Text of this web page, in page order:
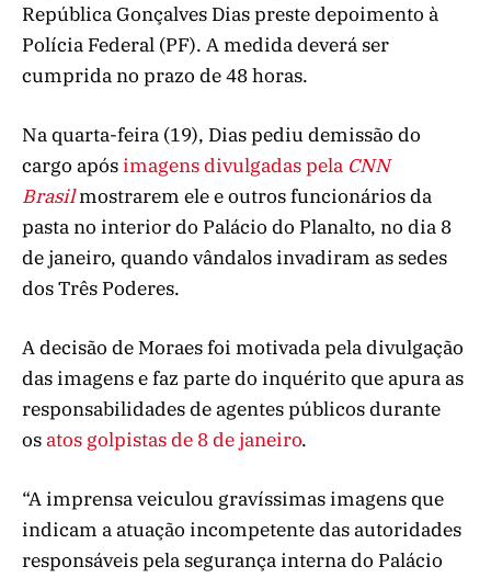
República Gonçalves Dias preste depoimento à
Polícia Federal (PF). A medida deverá ser
cumprida no prazo de 48 horas.
Na quarta-feira (19), Dias pediu demissão do
cargo apósimagens divulgadas pela CNN
Brasilmostrarem ele e outros funcionários da
pasta no interior do Palácio do Planalto, no dia 8
de janeiro, quando vândalos invadiram as sedes
dos Três Poderes.
A decisão de Moraes foi motivada pela divulgação
das imagens e faz parte do inquérito que apura as
responsabilidades de agentes públicos durante
os atos golpistas de 8 de janeiro.
“A imprensa veiculou gravíssimas imagens que
indicam a atuação incompetente das autoridades
responsáveis pela segurança interna do Palácio